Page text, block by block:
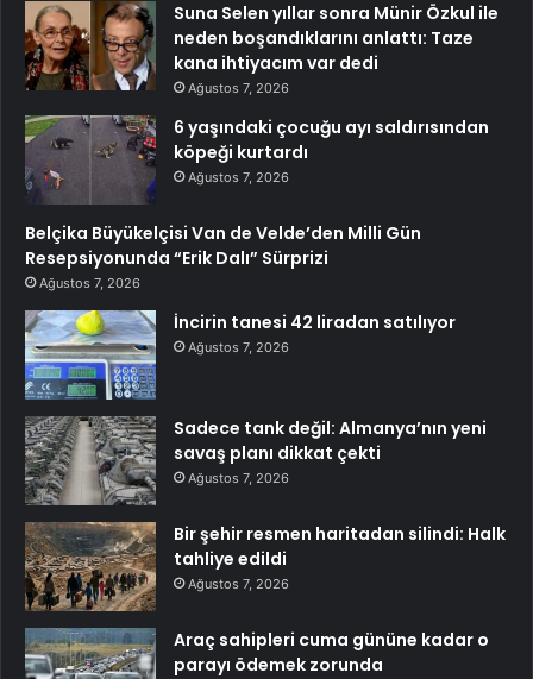
Suna Selen yıllar sonra Münir Özkul ile
neden boşandıklarını anlattı: Taze
kana ihtiyacım var dedi
Ağustos 7, 2026
6 yaşındaki çocuğu ayı saldırısından
köpeği kurtardı
Ağustos 7, 2026
Belçika Büyükelçisi Van de Velde’den Milli Gün
Resepsiyonunda “Erik Dalı” Sürprizi
Ağustos 7, 2026
İncirin tanesi 42 liradan satılıyor
Ağustos 7, 2026
Sadece tank değil: Almanya’nın yeni
savaş planı dikkat çekti
Ağustos 7, 2026
Bir şehir resmen haritadan silindi: Halk
tahliye edildi
Ağustos 7, 2026
Araç sahipleri cuma gününe kadar o
parayı ödemek zorunda